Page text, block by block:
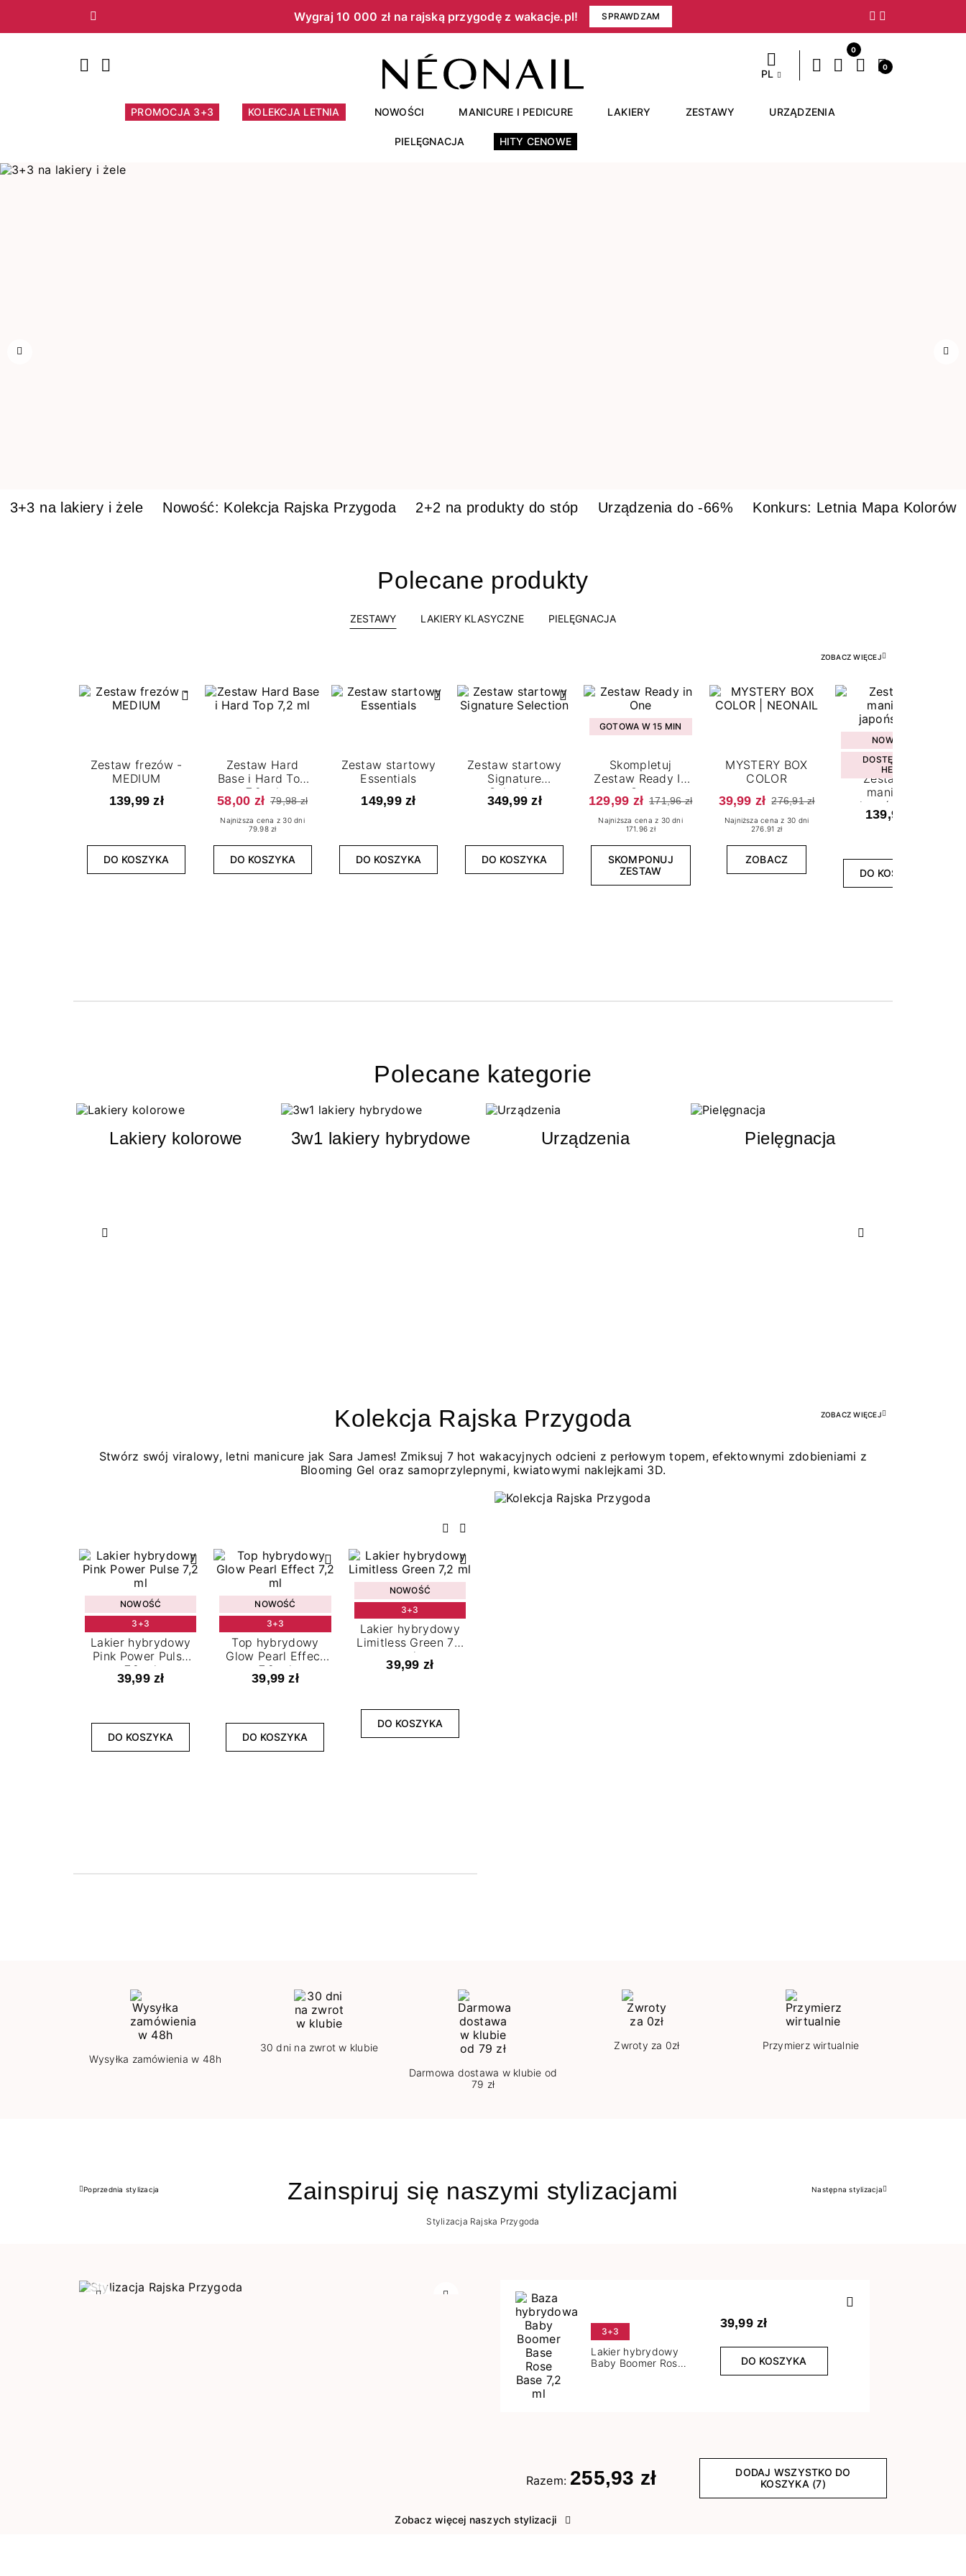
Wygraj 10 000 zł na rajską przygodę z wakacje.pl!​ SPRAWDZAM
Poprzedni Następny
PL
0
0
PROMOCJA 3+3 KOLEKCJA LETNIA NOWOŚCI MANICURE I PEDICURE LAKIERY ZESTAWY URZĄDZENIA
PIELĘGNACJA HITY CENOWE
3+3 na lakiery i żele Nowość: Kolekcja Rajska Przygoda 2+2 na produkty do stóp Urządzenia do -66% Konkurs: Letnia Mapa Kolorów
Polecane produkty
ZESTAWY LAKIERY KLASYCZNE PIELĘGNACJA
ZOBACZ WIĘCEJ
Zestaw frezów -
MEDIUM
139,99 zł
DO KOSZYKA
Zestaw Hard
Base i Hard Top
7,2 ml
58,00 zł 79,98 zł
Najniższa cena z 30 dni
79.98 zł
DO KOSZYKA
Zestaw startowy
Essentials
149,99 zł
DO KOSZYKA
Zestaw startowy
Signature
Selection
349,99 zł
DO KOSZYKA
GOTOWA W 15 MIN
Skompletuj
Zestaw Ready In
One
129,99 zł 171,96 zł
Najniższa cena z 30 dni
171.96 zł
SKOMPONUJ
ZESTAW
MYSTERY BOX
COLOR
39,99 zł 276,91 zł
Najniższa cena z 30 dni
276.91 zł
ZOBACZ
NOWOŚĆ
DOSTĘPNY W
HEBE
Zestaw do
manicure
japońskiego
139,99 zł
DO KOSZYKA
Polecane kategorie
Lakiery kolorowe 3w1 lakiery hybrydowe Urządzenia Pielęgnacja
Kolekcja Rajska Przygoda ZOBACZ WIĘCEJ
Stwórz swój viralowy, letni manicure jak Sara James! Zmiksuj 7 hot wakacyjnych odcieni z perłowym topem, efektownymi zdobieniami z
Blooming Gel oraz samoprzylepnymi, kwiatowymi naklejkami 3D.
Poprzedni
Następny
NOWOŚĆ
3+3
Lakier hybrydowy
Pink Power Pulse
7,2 ml
39,99 zł
DO KOSZYKA
NOWOŚĆ
3+3
Top hybrydowy
Glow Pearl Effect
7,2 ml
39,99 zł
DO KOSZYKA
NOWOŚĆ
3+3
Lakier hybrydowy
Limitless Green 7,2
ml
39,99 zł
DO KOSZYKA
Wysyłka zamówienia w 48h
30 dni na zwrot w klubie
Darmowa dostawa w klubie od
79 zł
Zwroty za 0zł Przymierz wirtualnie
Zainspiruj się naszymi stylizacjami
Poprzedni
Poprzednia stylizacja Następny
Następna stylizacja
Stylizacja Rajska Przygoda
3+3
Lakier hybrydowy
Baby Boomer Rose
39,99 zł
DO KOSZYKA
Razem: 255,93 zł
DODAJ WSZYSTKO DO
KOSZYKA (7)
Zobacz więcej naszych stylizacji